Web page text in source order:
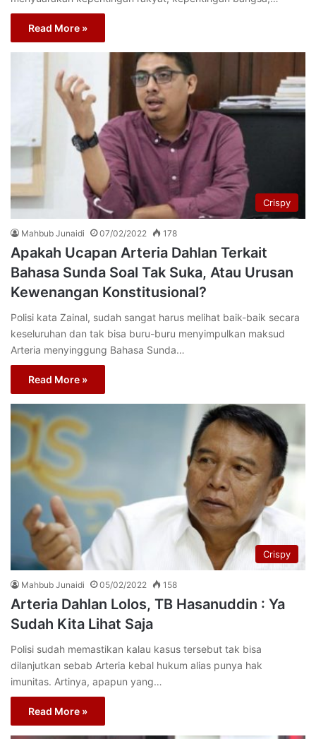
Read More »
Crispy
Mahbub Junaidi 07/02/2022 178
Apakah Ucapan Arteria Dahlan Terkait
Bahasa Sunda Soal Tak Suka, Atau Urusan
Kewenangan Konstitusional?
Polisi kata Zainal, sudah sangat harus melihat baik-baik secara
keseluruhan dan tak bisa buru-buru menyimpulkan maksud
Arteria menyinggung Bahasa Sunda…
Read More »
Crispy
Mahbub Junaidi 05/02/2022 158
Arteria Dahlan Lolos, TB Hasanuddin : Ya
Sudah Kita Lihat Saja
Polisi sudah memastikan kalau kasus tersebut tak bisa
dilanjutkan sebab Arteria kebal hukum alias punya hak
imunitas. Artinya, apapun yang…
Read More »